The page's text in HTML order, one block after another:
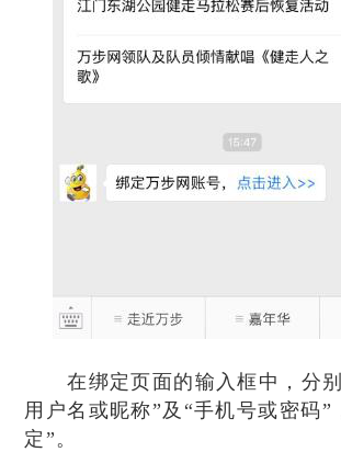
在绑定页面的输入框中，分别
用户名或昵称”及“手机号或密码”
定”。